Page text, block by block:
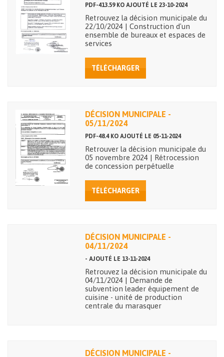
PDF-413.59 KO AJOUTÉ LE 23-10-2024
Retrouvez la décision municipale du
22/10/2024 | Construction d'un
ensemble de bureaux et espaces de
services
TÉLÉCHARGER
DÉCISION MUNICIPALE -
05/11/2024
PDF-48.4 KO AJOUTÉ LE 05-11-2024
Retrouver la décision municipale du
05 novembre 2024 | Rétrocession
de concession perpétuelle
TÉLÉCHARGER
DÉCISION MUNICIPALE -
04/11/2024
- AJOUTÉ LE 13-11-2024
Retrouvez la décision municipale du
04/11/2024 | Demande de
subvention leader équipement de
cuisine - unité de production
centrale du marasquer
DÉCISION MUNICIPALE -